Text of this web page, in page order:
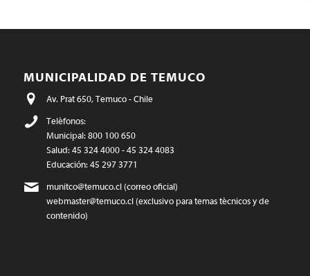
MUNICIPALIDAD DE TEMUCO
Av. Prat 650, Temuco - Chile
Teléfonos:
Municipal: 800 100 650
Salud: 45 324 4000 - 45 324 4083
Educación: 45 297 3771
munitco@temuco.cl(correo oficial)
webmaster@temuco.cl(exclusivo para temas técnicos y de
contenido)